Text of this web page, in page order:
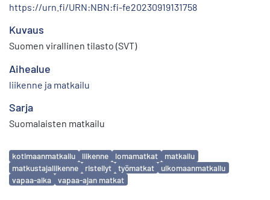
https://urn.fi/URN:NBN:fi-fe20230919131758
Kuvaus
Suomen virallinen tilasto (SVT)
Aihealue
liikenne ja matkailu
Sarja
Suomalaisten matkailu
Avainsanat
kotimaanmatkailu liikenne lomamatkat
matkailu
matkustajaliikenne
risteilyt työmatkat
ulkomaanmatkailu
vapaa-aika
vapaa-ajan matkat